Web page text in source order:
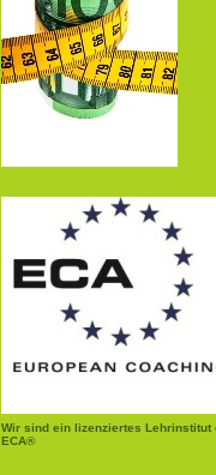
Wir sind ein lizenziertes Lehrinstitut
ECA®